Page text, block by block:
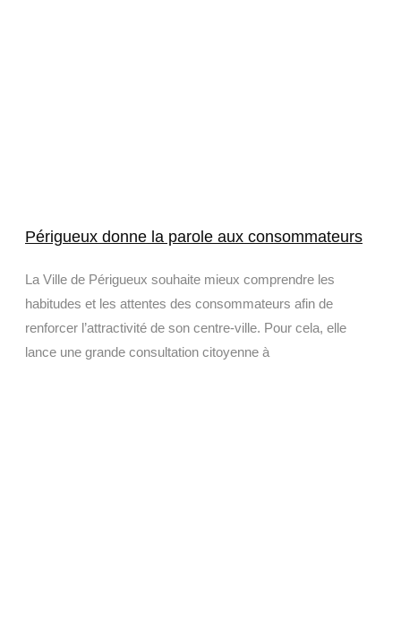
Périgueux donne la parole aux consommateurs
La Ville de Périgueux souhaite mieux comprendre les
habitudes et les attentes des consommateurs afin de
renforcer l’attractivité de son centre-ville. Pour cela, elle
lance une grande consultation citoyenne à